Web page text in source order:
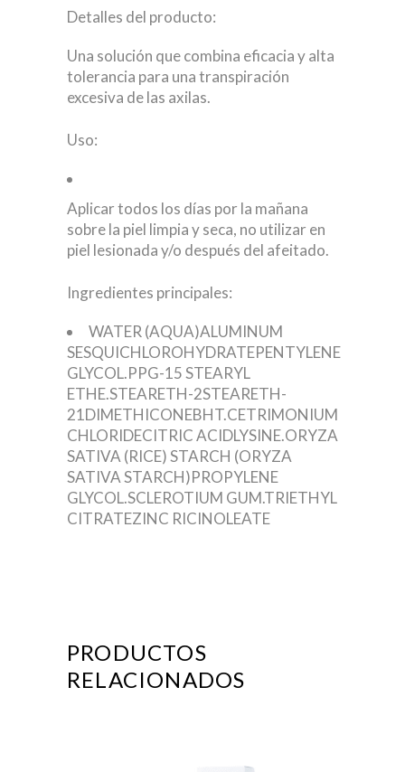
Detalles del producto:
Una solución que combina eficacia y alta
tolerancia para una transpiración
excesiva de las axilas.
Uso:
Aplicar todos los días por la mañana
sobre la piel limpia y seca, no utilizar en
piel lesionada y/o después del afeitado.
Ingredientes principales:
WATER (AQUA)ALUMINUM
SESQUICHLOROHYDRATEPENTYLENE
GLYCOL.PPG-15 STEARYL
ETHE.STEARETH-2STEARETH-
21 DIMETHICONEBHT.CETRIMONIUM
CHLORIDECITRIC ACIDLYSINE.ORYZA
SATIVA (RICE) STARCH (ORYZA
SATIVA STARCH)PROPYLENE
GLYCOL.SCLEROTIUM GUM.TRIETHYL
CITRATEZINC RICINOLEATE
PRODUCTOS
RELACIONADOS